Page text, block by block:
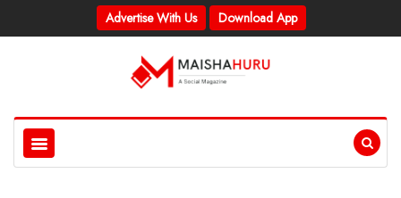
Advertise With Us Download App